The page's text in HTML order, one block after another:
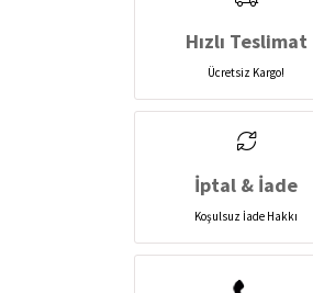
Hızlı Teslimat
Ücretsiz Kargo!
İptal & İade
Koşulsuz İade Hakkı